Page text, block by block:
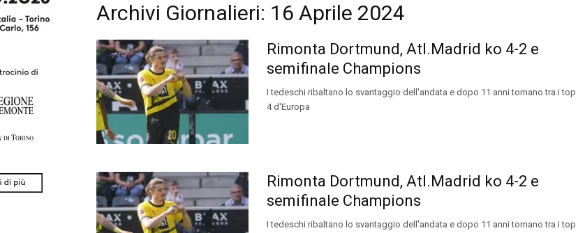
Archivi Giornalieri: 16 Aprile 2024
Rimonta Dortmund, Atl.Madrid ko 4-2 e
semifinale Champions
I tedeschi ribaltano lo svantaggio dell'andata e dopo 11 anni tornano tra i top
4 d'Europa
Rimonta Dortmund, Atl.Madrid ko 4-2 e
semifinale Champions
I tedeschi ribaltano lo svantaggio dell'andata e dopo 11 anni tornano tra i top